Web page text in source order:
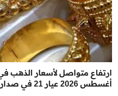
أغسطس 2026 عيار 21 في صدارة الزيادات